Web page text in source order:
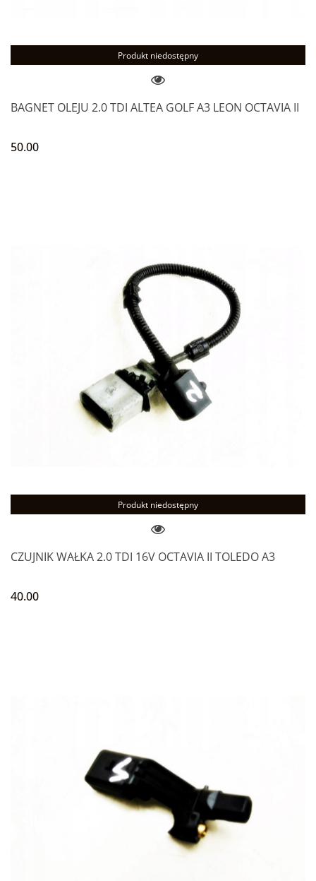
Produkt niedostępny
BAGNET OLEJU 2.0 TDI ALTEA GOLF A3 LEON OCTAVIA II
50.00
Produkt niedostępny
CZUJNIK WAŁKA 2.0 TDI 16V OCTAVIA II TOLEDO A3
40.00